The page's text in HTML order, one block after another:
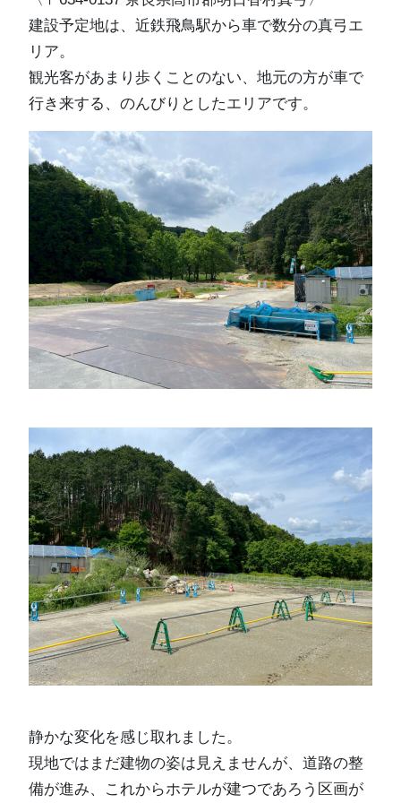
建設予定地は、近鉄飛鳥駅から車で数分の真弓エ
リア。
観光客があまり歩くことのない、地元の方が車で
行き来する、のんびりとしたエリアです。
静かな変化を感じ取れました。
現地ではまだ建物の姿は見えませんが、道路の整
備が進み、これからホテルが建つであろう区画が